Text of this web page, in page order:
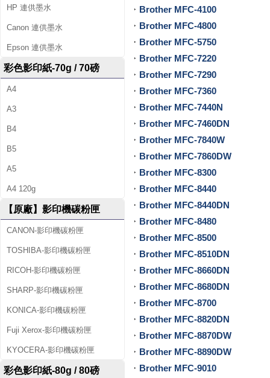
帶
、
辦
公
文
具
並
提
供
影
印
機
租
及
HP 連供墨水
Canon 連供墨水
Epson 連供墨水
彩色影印紙-70g / 70磅
A4
A3
B4
B5
A5
A4 120g
【原廠】影印機碳粉匣
CANON-影印機碳粉匣
TOSHIBA-影印機碳粉匣
RICOH-影印機碳粉匣
SHARP-影印機碳粉匣
KONICA-影印機碳粉匣
Fuji Xerox-影印機碳粉匣
KYOCERA-影印機碳粉匣
彩色影印紙-80g / 80磅
Brother MFC-4100
Brother MFC-4800
Brother MFC-5750
Brother MFC-7220
Brother MFC-7290
Brother MFC-7360
Brother MFC-7440N
Brother MFC-7460DN
Brother MFC-7840W
Brother MFC-7860DW
Brother MFC-8300
Brother MFC-8440
Brother MFC-8440DN
Brother MFC-8480
Brother MFC-8500
Brother MFC-8510DN
Brother MFC-8660DN
Brother MFC-8680DN
Brother MFC-8700
Brother MFC-8820DN
Brother MFC-8870DW
Brother MFC-8890DW
Brother MFC-9010